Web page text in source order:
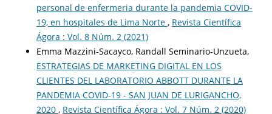
personal de enfermeria durante la pandemia COVID-
19, en hospitales de Lima Norte , Revista Científica
Ágora : Vol. 8 Núm. 2 (2021)
Emma Mazzini-Sacayco, Randall Seminario-Unzueta,
ESTRATEGIAS DE MARKETING DIGITAL EN LOS
CLIENTES DEL LABORATORIO ABBOTT DURANTE LA
PANDEMIA COVID-19 - SAN JUAN DE LURIGANCHO,
2020 , Revista Científica Ágora : Vol. 7 Núm. 2 (2020)